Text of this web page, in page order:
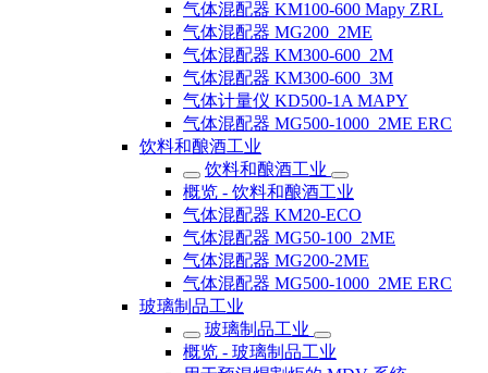
气体混配器 KM100-600 Mapy ZRL
气体混配器 MG200_2ME
气体混配器 KM300-600_2M
气体混配器 KM300-600_3M
气体计量仪 KD500-1A MAPY
气体混配器 MG500-1000_2ME ERC
饮料和酿酒工业
饮料和酿酒工业
概览 - 饮料和酿酒工业
气体混配器 KM20-ECO
气体混配器 MG50-100_2ME
气体混配器 MG200-2ME
气体混配器 MG500-1000_2ME ERC
玻璃制品工业
玻璃制品工业
概览 - 玻璃制品工业